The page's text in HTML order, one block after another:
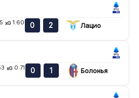
xG 1.60 0 2 Лацио
xG 0.71 0 1 Болонья